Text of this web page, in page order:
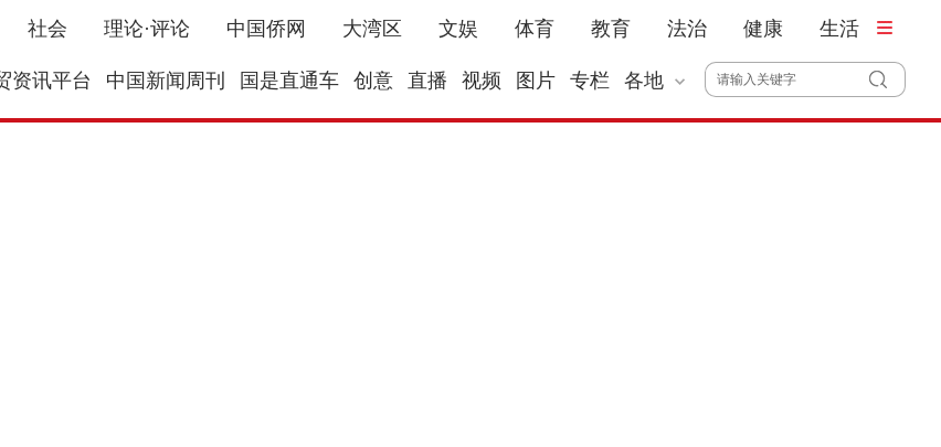
社会 理论·评论 中国侨网 大湾区 文娱 体育 教育 法治 健康 生活
资讯平台 中国新闻周刊 国是直通车 创意 直播 视频 图片 专栏 各地